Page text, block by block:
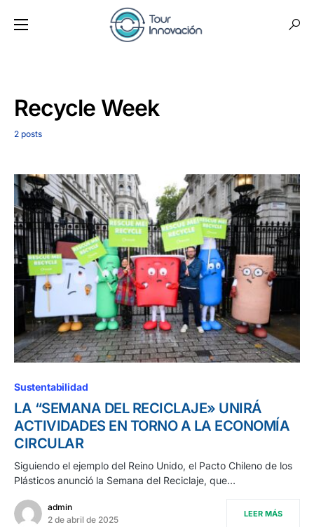
Recycle Week
2 posts
Sustentabilidad
LA “SEMANA DEL RECICLAJE» UNIRÁ
ACTIVIDADES EN TORNO A LA ECONOMÍA
CIRCULAR
Siguiendo el ejemplo del Reino Unido, el Pacto Chileno de los
Plásticos anunció la Semana del Reciclaje, que…
admin
2 de abril de 2025
LEER MÁS